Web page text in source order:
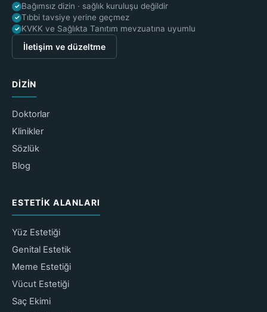
✓ Bağımsız dizin · sağlık kuruluşu değildir
✓ Tıbbi tavsiye yerine geçmez
✓ KVKK ve Sağlıkta Tanıtım mevzuatına uyumlu
İletişim ve düzeltme
DIZIN
Doktorlar
Klinikler
Sözlük
Blog
ESTETIK ALANLARI
Yüz Estetiği
Genital Estetik
Meme Estetiği
Vücut Estetiği
Saç Ekimi